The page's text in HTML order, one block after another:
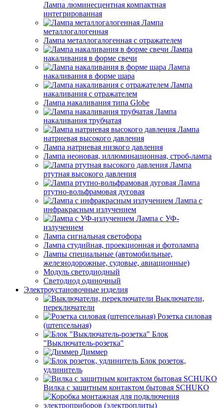
Лампа люминесцентная компактная
интегрированная
Лампа
металлогалогенная
Лампа металлогалогенная с отражателем
Лампа
накаливания в форме свечи
Лампа
накаливания в форме шара
Лампа
накаливания с отражателем
Лампа накаливания типа Globe
Лампа
накаливания трубчатая
Лампа
натриевая высокого давления
Лампа натриевая низкого давления
Лампа неоновая, иллюминационная, строб-лампа
Лампа
ртутная высокого давления
Лампа
ртутно-вольфрамовая дуговая
Лампа с
инфракрасным излучением
Лампа с УФ-
излучением
Лампа сигнальная светофора
Лампа студийная, проекционная и фотолампа
Лампы специальные (автомобильные,
железнодорожные, судовые, авиационные)
Модуль светодиодный
Светодиод одиночный
Электроустановочные изделия
Выключатели,
переключатели
Розетка силовая
(штепсельная)
Блок
"Выключатель-розетка"
Диммер
Блок розеток,
удлинитель
Вилка с защитным контактом бытовая SCHUKO